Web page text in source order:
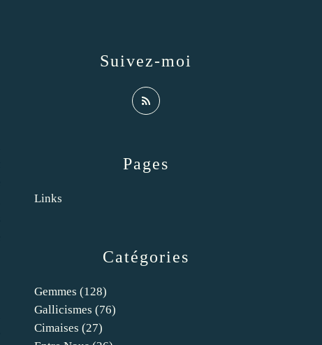
Catégories
Gemmes (128)
Gallicismes (76)
Cimaises (27)
Pages
Links
Suivez-moi